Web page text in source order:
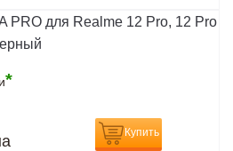
PRO для Realme 12 Pro, 12 Pro
*
Купить